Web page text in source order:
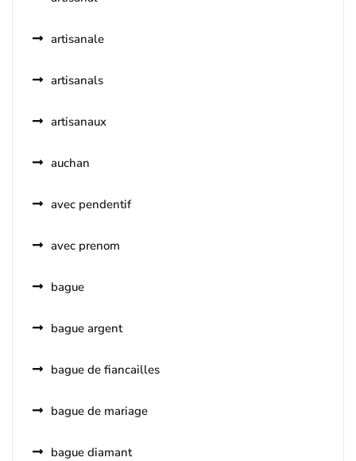
artisanale
artisanals
artisanaux
auchan
avec pendentif
avec prenom
bague
bague argent
bague de fiancailles
bague de mariage
bague diamant